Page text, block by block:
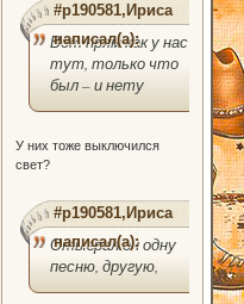
#p190581,Ириса
написал(а):
Вот прям как у нас
тут, только что
был – и нету
У них тоже выключился
свет?
#p190581,Ириса
написал(а):
Отыграл он одну
песню, другую,